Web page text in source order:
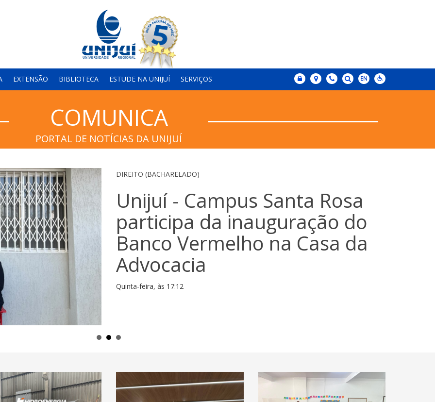
EXTENSÃO BIBLIOTECA ESTUDE NA UNIJUÍ SERVIÇOS
COMUNICA
PORTAL DE NOTÍCIAS DA UNIJUÍ
DIREITO (BACHARELADO)
Unijuí - Campus Santa Rosa
participa da inauguração do
Banco Vermelho na Casa da
Advocacia
Quinta-feira, às 17:12